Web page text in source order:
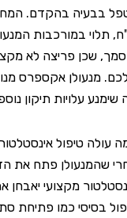
במורכבות המנעול
פריצה לא מקצועית
אקספרס מנוסה
עלויות תיקון נוספות.
טיפול אינסטלטור
פתח את הדרך,
מקצועי יאבחן את